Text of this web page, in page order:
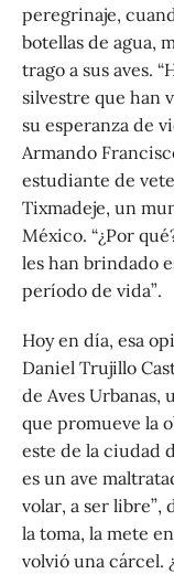
peregrinaje,
botellas de agua,
trago a sus aves.
silvestre que han
su esperanza de
Armando
estudiante de
Tixmadeje, un
México. “¿Por
les han brindado
período de vida”.
Hoy en día, esa
Daniel Trujillo
de Aves
que promueve la
este de la ciudad
es un ave
volar, a ser libre”,
la toma, la mete
volvió una cárcel.